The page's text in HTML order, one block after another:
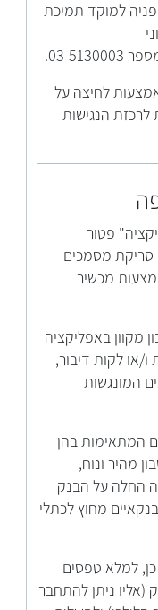
למוקד תמיכת
לחיצה על
לרכזת הנגישות
פטור
סריקת מסמכים
מכשיר
מקוון באפליקציה
או לקות דיבור,
המונגשות
המתאימות בהן
מהיר ונוח,
החלה על הבנק
מחוץ לכתלי
כן, למלא טפסים
ניתן להתחבר